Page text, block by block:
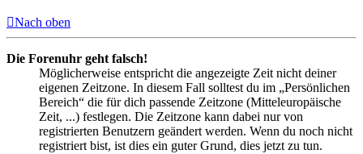
Nach oben
Die Forenuhr geht falsch!
Möglicherweise entspricht die angezeigte Zeit nicht deiner
eigenen Zeitzone. In diesem Fall solltest du im „Persönlichen
Bereich“ die für dich passende Zeitzone (Mitteleuropäische
Zeit, ...) festlegen. Die Zeitzone kann dabei nur von
registrierten Benutzern geändert werden. Wenn du noch nicht
registriert bist, ist dies ein guter Grund, dies jetzt zu tun.